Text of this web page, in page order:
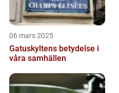
06 mars 2025
Gatuskyltens betydelse i
våra samhällen